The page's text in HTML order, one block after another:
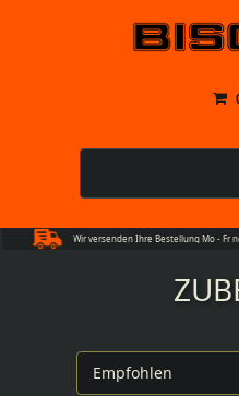
Wir versenden Ihre Bestellung Mo - Fr